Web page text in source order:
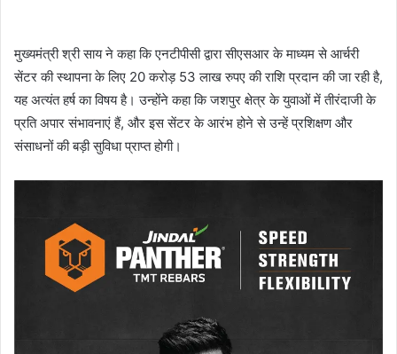
मुख्यमंत्री श्री साय ने कहा कि एनटीपीसी द्वारा सीएसआर के माध्यम से आर्चरी
सेंटर की स्थापना के लिए 20 करोड़ 53 लाख रुपए की राशि प्रदान की जा रही है,
यह अत्यंत हर्ष का विषय है। उन्होंने कहा कि जशपुर क्षेत्र के युवाओं में तीरंदाजी के
प्रति अपार संभावनाएं हैं, और इस सेंटर के आरंभ होने से उन्हें प्रशिक्षण और
संसाधनों की बड़ी सुविधा प्राप्त होगी।